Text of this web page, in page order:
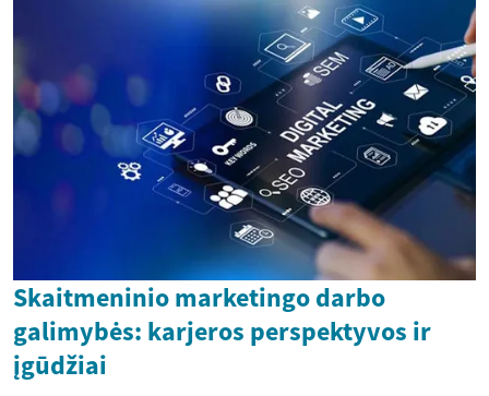
Skaitmeninio marketingo darbo
galimybės: karjeros perspektyvos ir
įgūdžiai